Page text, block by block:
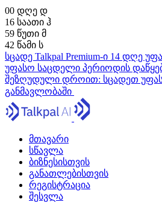
00 დღე დ
16 საათი ჰ
59 წუთი მ
41 წამი ს
სცადე Talkpal Premium-ი 14 დღე
უფასო საცდელი პერიოდის
შეზღუდული დროით: სცადეთ
განმავლობაში
მთავარი
სწავლა
ბიზნესისთვის
განათლებისთვის
რეგისტრაცია
შესვლა